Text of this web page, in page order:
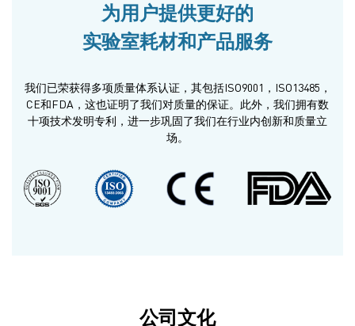
为用户提供更好的
实验室耗材和产品服务
我们已荣获得多项质量体系认证，其包括ISO9001，ISO13485，
CE和FDA，这也证明了我们对质量的保证。此外，我们拥有数
十项技术发明专利，进一步巩固了我们在行业内创新和质量立
场。
公司文化